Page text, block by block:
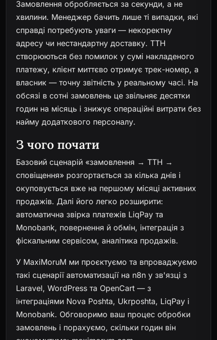
Замовлення обробляється за секунди, а не
хвилини. Менеджер бачить лише ті випадки, які
справді потребують уваги — некоректну
адресу чи нестандартну доставку. ТТН
створюються без помилок у сумі накладеного
платежу, клієнт миттєво отримує трек-номер, а
власник — точну звітність у реальному часі. На
обсязі в сотні замовлень це звільняє десятки
годин на місяць і знижує операційні витрати без
найму додаткового персоналу.
З чого почати
Базовий сценарій «замовлення → ТТН →
сповіщення» розгортається за кілька днів і
окуповується вже на першому місяці активних
продажів. Далі його легко розширити:
автоматична звірка платежів LiqPay та
Monobank, повернення й обмін, інтеграція з
фіскальним сервісом, аналітика продажів.
У MaxiMoruM ми проєктуємо та впроваджуємо
такі сценарії автоматизації на n8n у зв'язці з
Laravel, WordPress та OpenCart — з
інтеграціями Nova Poshta, Ukrposhta, LiqPay і
Monobank. Обговоримо ваш процес обробки
замовлень і порахуємо, скільки годин він